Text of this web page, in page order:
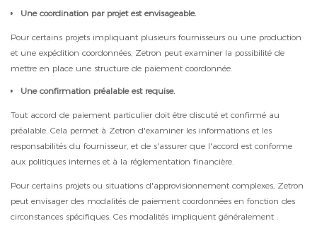
Une coordination par projet est envisageable.
Pour certains projets impliquant plusieurs fournisseurs ou une production
et une expédition coordonnées, Zetron peut examiner la possibilité de
mettre en place une structure de paiement coordonnée.
Une confirmation préalable est requise.
Tout accord de paiement particulier doit être discuté et confirmé au
préalable. Cela permet à Zetron d'examiner les informations et les
responsabilités du fournisseur, et de s'assurer que l'accord est conforme
aux politiques internes et à la réglementation financière.
Pour certains projets ou situations d'approvisionnement complexes, Zetron
peut envisager des modalités de paiement coordonnées en fonction des
circonstances spécifiques. Ces modalités impliquent généralement :